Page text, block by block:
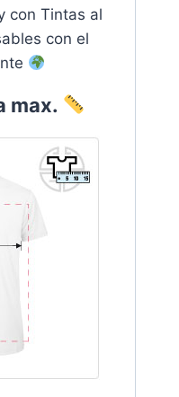
con Tintas al
con el
max.